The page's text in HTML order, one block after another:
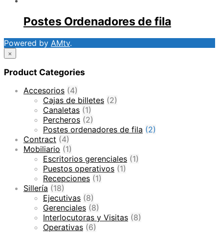
Postes Ordenadores de fila
Powered by AMtv.
×
Product Categories
Accesorios (4)
Cajas de billetes (2)
Canaletas (1)
Percheros (2)
Postes ordenadores de fila (2)
Contract (4)
Mobiliario (1)
Escritorios gerenciales (1)
Puestos operativos (1)
Recepciones (1)
Sillería (18)
Ejecutivas (8)
Gerenciales (8)
Interlocutoras y Visitas (8)
Operativas (6)